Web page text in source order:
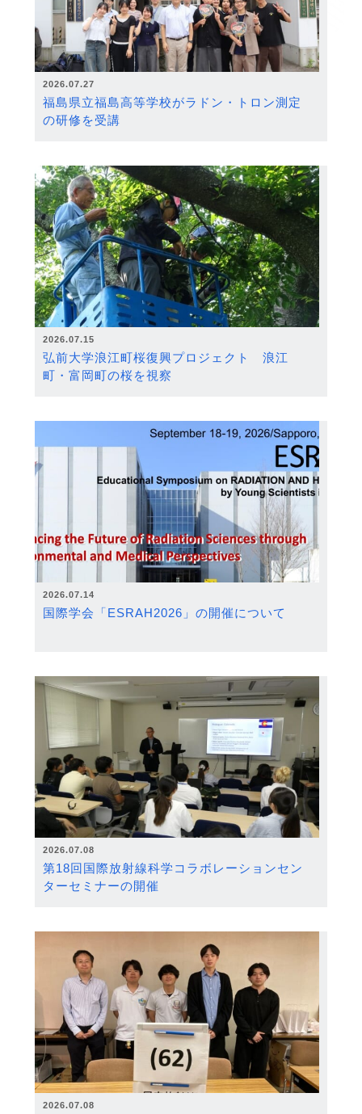
2026.07.27
福島県立福島高等学校がラドン・トロン測定
の研修を受講
2026.07.15
弘前大学浪江町桜復興プロジェクト 浪江
町・富岡町の桜を視察
2026.07.14
国際学会「ESRAH2026」の開催について
2026.07.08
第18回国際放射線科学コラボレーションセン
ターセミナーの開催
2026.07.08